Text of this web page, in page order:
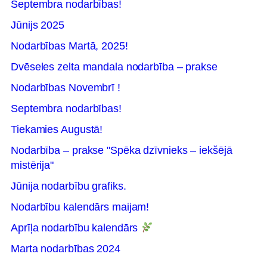
Septembra nodarbības!
Jūnijs 2025
Nodarbības Martā, 2025!
Dvēseles zelta mandala nodarbība – prakse
Nodarbības Novembrī !
Septembra nodarbības!
Tiekamies Augustā!
Nodarbība – prakse "Spēka dzīvnieks – iekšējā
mistērija"
Jūnija nodarbību grafiks.
Nodarbību kalendārs maijam!
Aprīļa nodarbību kalendārs
Marta nodarbības 2024